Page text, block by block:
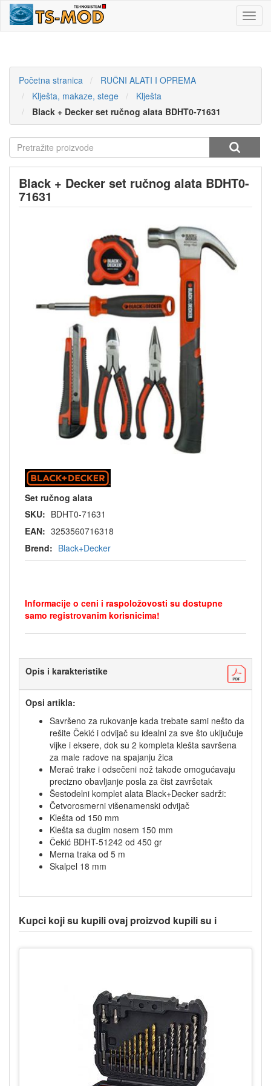
Početna stranica
RUČNI ALATI I OPREMA
Klješta, makaze, stege
Klješta
Black + Decker set ručnog alata BDHT0-71631
Black + Decker set ručnog alata BDHT0-
71631
Set ručnog alata
SKU: BDHT0-71631
EAN: 3253560716318
Brend: Black+Decker
Informacije o ceni i raspoložovosti su dostupne
samo registrovanim korisnicima!
Opis i karakteristike
Opsi artikla:
Savršeno za rukovanje kada trebate sami nešto da
rešite Čekić i odvijač su idealni za sve što uključuje
vijke i eksere, dok su 2 kompleta klešta savršena
za male radove na spajanju žica
Merač trake i odsečeni nož takođe omogućavaju
precizno obavljanje posla za čist završetak
Šestodelni komplet alata Black+Decker sadrži:
Četvorosmerni višenamenski odvijač
Klešta od 150 mm
Klešta sa dugim nosem 150 mm
Čekić BDHT-51242 od 450 gr
Merna traka od 5 m
Skalpel 18 mm
Kupci koji su kupili ovaj proizvod kupili su i